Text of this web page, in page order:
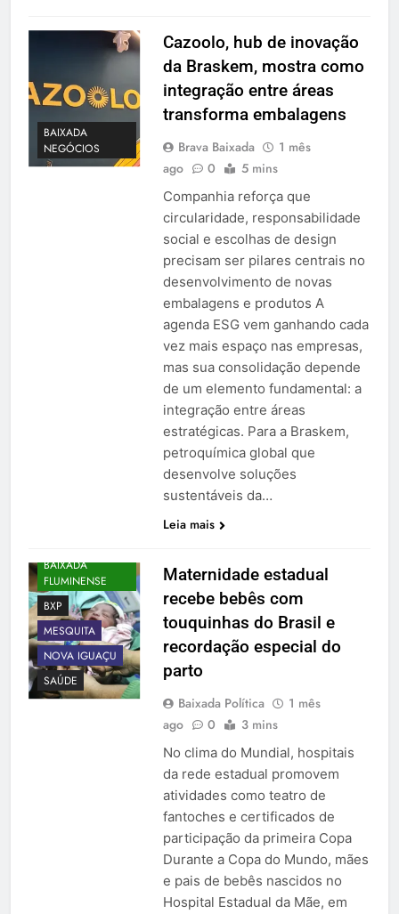
BAIXADA
NEGÓCIOS
Cazoolo, hub de inovação
da Braskem, mostra como
integração entre áreas
transforma embalagens
Brava Baixada
1 mês
ago
0 5 mins
Companhia reforça que
circularidade, responsabilidade
social e escolhas de design
precisam ser pilares centrais no
desenvolvimento de novas
embalagens e produtos A
agenda ESG vem ganhando cada
vez mais espaço nas empresas,
mas sua consolidação depende
de um elemento fundamental: a
integração entre áreas
estratégicas. Para a Braskem,
petroquímica global que
desenvolve soluções
sustentáveis da…
Leia mais
BAIXADA
FLUMINENSE
BXP
MESQUITA
NOVA IGUAÇU
SAÚDE
Maternidade estadual
recebe bebês com
touquinhas do Brasil e
recordação especial do
parto
Baixada Política
1 mês
ago
0 3 mins
No clima do Mundial, hospitais
da rede estadual promovem
atividades como teatro de
fantoches e certificados de
participação da primeira Copa
Durante a Copa do Mundo, mães
e pais de bebês nascidos no
Hospital Estadual da Mãe, em